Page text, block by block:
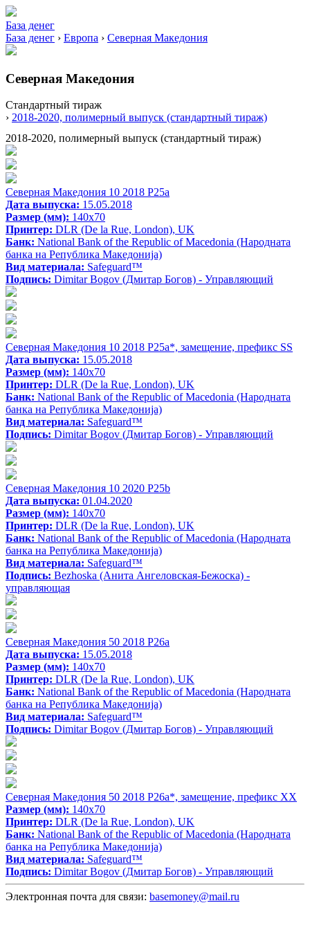
База денег
База денег › Европа › Северная Македония
Северная Македония
Стандартный тираж
› 2018-2020, полимерный выпуск (стандартный тираж)
2018-2020, полимерный выпуск (стандартный тираж)
Северная Македония 10 2018 P25a
Дата выпуска: 15.05.2018
Размер (мм): 140x70
Принтер: DLR (De la Rue, London), UK
Банк: National Bank of the Republic of Macedonia (Народната
банка на Република Македонија)
Вид материала: Safeguard™
Подпись: Dimitar Bogov (Дмитар Богов) - Управляющий
Северная Македония 10 2018 P25a*, замещение, префикс SS
Дата выпуска: 15.05.2018
Размер (мм): 140x70
Принтер: DLR (De la Rue, London), UK
Банк: National Bank of the Republic of Macedonia (Народната
банка на Република Македонија)
Вид материала: Safeguard™
Подпись: Dimitar Bogov (Дмитар Богов) - Управляющий
Северная Македония 10 2020 P25b
Дата выпуска: 01.04.2020
Размер (мм): 140x70
Принтер: DLR (De la Rue, London), UK
Банк: National Bank of the Republic of Macedonia (Народната
банка на Република Македонија)
Вид материала: Safeguard™
Подпись: Bezhoska (Анита Ангеловская-Бежоска) -
управляющая
Северная Македония 50 2018 P26a
Дата выпуска: 15.05.2018
Размер (мм): 140x70
Принтер: DLR (De la Rue, London), UK
Банк: National Bank of the Republic of Macedonia (Народната
банка на Република Македонија)
Вид материала: Safeguard™
Подпись: Dimitar Bogov (Дмитар Богов) - Управляющий
Северная Македония 50 2018 P26a*, замещение, префикс XX
Размер (мм): 140x70
Принтер: DLR (De la Rue, London), UK
Банк: National Bank of the Republic of Macedonia (Народната
банка на Република Македонија)
Вид материала: Safeguard™
Подпись: Dimitar Bogov (Дмитар Богов) - Управляющий
Электронная почта для связи: basemoney@mail.ru